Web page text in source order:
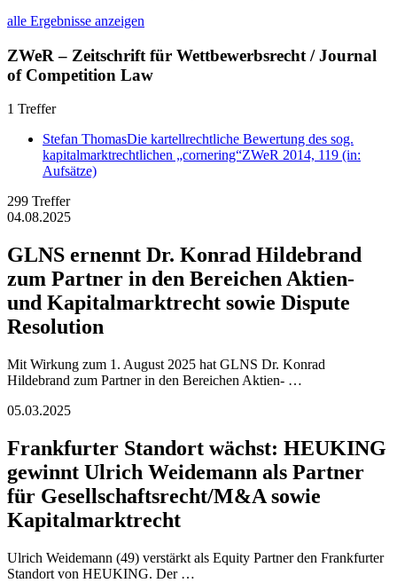
alle Ergebnisse anzeigen
ZWeR – Zeitschrift für Wettbewerbsrecht / Journal
of Competition Law
1 Treffer
Stefan ThomasDie kartellrechtliche Bewertung des sog.
kapitalmarktrechtlichen „cornering“ZWeR 2014, 119 (in:
Aufsätze)
299 Treffer
04.08.2025
GLNS ernennt Dr. Konrad Hildebrand
zum Partner in den Bereichen Aktien-
und Kapitalmarktrecht sowie Dispute
Resolution
Mit Wirkung zum 1. August 2025 hat GLNS Dr. Konrad
Hildebrand zum Partner in den Bereichen Aktien- …
05.03.2025
Frankfurter Standort wächst: HEUKING
gewinnt Ulrich Weidemann als Partner
für Gesellschaftsrecht/M&A sowie
Kapitalmarktrecht
Ulrich Weidemann (49) verstärkt als Equity Partner den Frankfurter
Standort von HEUKING. Der …